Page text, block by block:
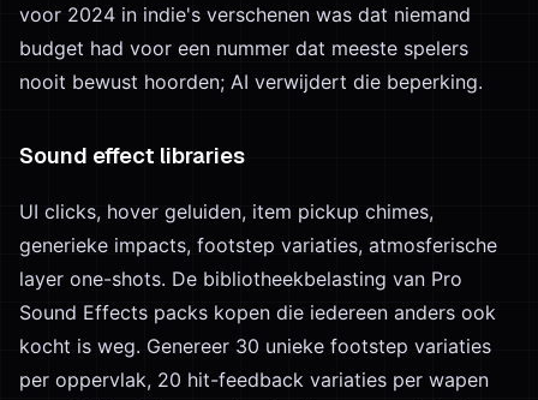
voor 2024 in indie's verschenen was dat niemand
budget had voor een nummer dat meeste spelers
nooit bewust hoorden; AI verwijdert die beperking.
Sound effect libraries
UI clicks, hover geluiden, item pickup chimes,
generieke impacts, footstep variaties, atmosferische
layer one-shots. De bibliotheekbelasting van Pro
Sound Effects packs kopen die iedereen anders ook
kocht is weg. Genereer 30 unieke footstep variaties
per oppervlak, 20 hit-feedback variaties per wapen